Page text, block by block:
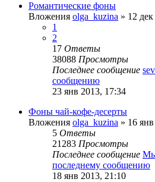
Романтические фоны
Вложения olga_kuzina » 12
1
2
17 Ответы
38088 Просмотры
Последнее сообщение
сообщению
23 янв 2013, 17:34
Фоны чай-кофе-десерты
Вложения olga_kuzina » 16
5 Ответы
21283 Просмотры
Последнее сообщение
последнему сообщению
18 янв 2013, 21:10